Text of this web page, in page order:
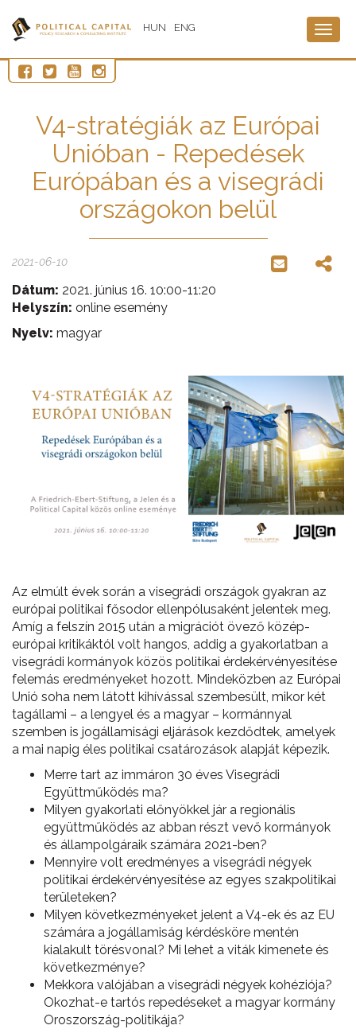
HUN ENG
V4-stratégiák az Európai
Unióban - Repedések
Európában és a visegrádi
országokon belül
2021-06-10
Dátum: 2021. június 16. 10:00-11:20
Helyszín: online esemény
Nyelv: magyar
Az elmúlt évek során a visegrádi országok gyakran az
európai politikai fősodor ellenpólusaként jelentek meg.
Amíg a felszín 2015 után a migrációt övező közép-
európai kritikáktól volt hangos, addig a gyakorlatban a
visegrádi kormányok közös politikai érdekérvényesítése
felemás eredményeket hozott. Mindeközben az Európai
Unió soha nem látott kihívással szembesült, mikor két
tagállami – a lengyel és a magyar – kormánnyal
szemben is jogállamisági eljárások kezdődtek, amelyek
a mai napig éles politikai csatározások alapját képezik.
Merre tart az immáron 30 éves Visegrádi
Együttműködés ma?
Milyen gyakorlati előnyökkel jár a regionális
együttműködés az abban részt vevő kormányok
és állampolgáraik számára 2021-ben?
Mennyire volt eredményes a visegrádi négyek
politikai érdekérvényesítése az egyes szakpolitikai
területeken?
Milyen következményeket jelent a V4-ek és az EU
számára a jogállamiság kérdésköre mentén
kialakult törésvonal? Mi lehet a viták kimenete és
következménye?
Mekkora valójában a visegrádi négyek kohéziója?
Okozhat-e tartós repedéseket a magyar kormány
Oroszország-politikája?